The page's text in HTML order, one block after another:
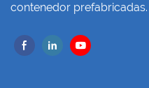
contenedor prefabricadas.